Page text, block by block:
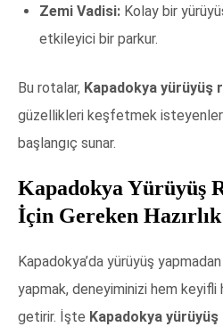
Zemi Vadisi: Kolay bir
etkileyici bir parkur.
Bu rotalar, Kapadokya yürüyüş
güzellikleri keşfetmek
başlangıç sunar.
Kapadokya Yürüyüş
İçin Gereken
Kapadokya’da yürüyüş
yapmak, deneyiminizi hem keyifli
getirir. İşte Kapadokya